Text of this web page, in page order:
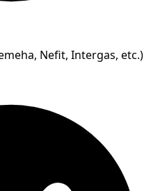
Nefit, Intergas, etc.)